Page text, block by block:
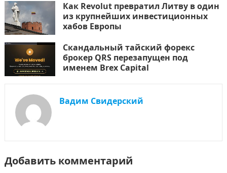
Как Revolut превратил Литву в один
из крупнейших инвестиционных
хабов Европы
Скандальный тайский форекс
брокер QRS перезапущен под
именем Brex Capital
Вадим Свидерский
Добавить комментарий